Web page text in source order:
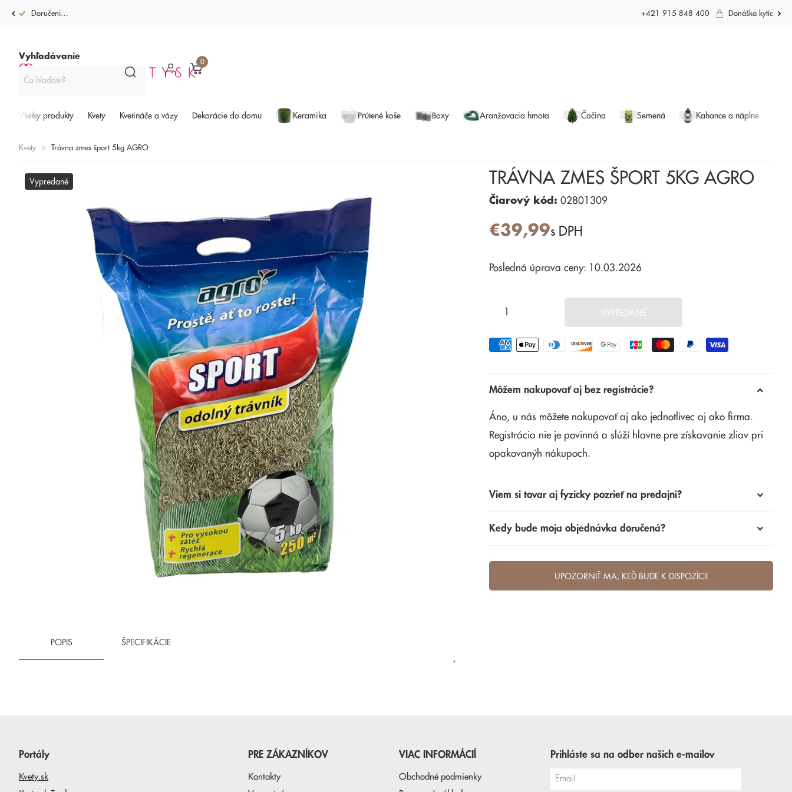
Doručenie po celej SR od 4,99€ +421 915 848 400 Donáška kytíc
Vyhľadávanie
0
Všetky produkty Kvety Kvetináče a vázy Dekorácie do domu Keramika Prútené koše Boxy Aranžovacia hmota Čačina Semená Kahance a náplne
Kvety Trávna zmes šport 5kg AGRO
Vypredané TRÁVNA ZMES ŠPORT 5KG AGRO
Čiarový kód: 02801309
€39,99s DPH
Posledná úprava ceny: 10.03.2026
VYPREDANÉ
Môžem nakupovať aj bez registrácie?
Áno, u nás môžete nakupovať aj ako jednotlivec aj ako firma.
Registrácia nie je povinná a slúží hlavne pre získavanie zliav pri
opakovanýh nákupoch.
Viem si tovar aj fyzicky pozrieť na predajni?
Kedy bude moja objednávka doručená?
UPOZORNIŤ MA, KEĎ BUDE K DISPOZÍCII
POPIS ŠPECIFIKÁCIE
Portály
Kvety.sk
PRE ZÁKAZNÍKOV
Kontakty
VIAC INFORMÁCIÍ
Obchodné podmienky
Prihláste sa na odber našich e-mailov